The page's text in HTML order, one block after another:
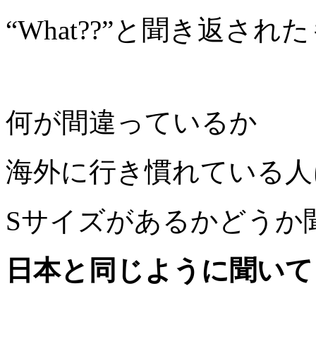
“What??”と聞き返され
何が間違っているか
海外に行き慣れている
Sサイズがあるかどう
日本と同じように聞い